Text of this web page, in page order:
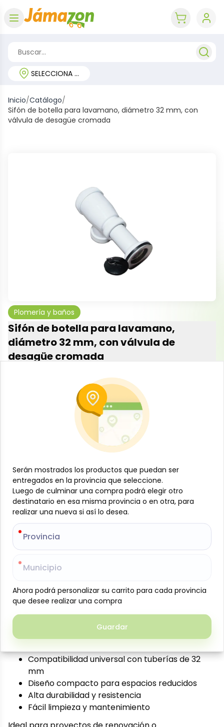
SELECCIONA TU REGIÓN
Inicio/Catálogo/
Sifón de botella para lavamano, diámetro 32 mm, con
válvula de desagüe cromada
Plomería y baños
Sifón de botella para lavamano,
diámetro 32 mm, con válvula de
desagüe cromada
Especificaciones
Sifón de botella para lavamano, diámetro 32 mm,
con válvula de desagüe cromada. Este accesorio de
fontanería está diseñado para lavamanos
pequeños, ideal para baños o espacios reducidos.
Características técnicas:
Tipo: Sifón de botella
Incluye válvula de desagüe cromada
Material: Resistente a la corrosión
Acabado: Cromado brillante
Ventajas:
Compatibilidad universal con tuberías de 32
mm
Diseño compacto para espacios reducidos
Alta durabilidad y resistencia
Fácil limpieza y mantenimiento
Serán mostrados los productos que puedan ser
entregados en la provincia que seleccione.
Luego de culminar una compra podrá elegir otro
destinatario en esa misma provincia o en otra, para
realizar una nueva si así lo desea.
Provincia
Municipio
Ahora podrá personalizar su carrito para cada provincia
que desee realizar una compra
Guardar
Serán mostrados los productos que puedan ser
entregados en la provincia que seleccione.
Luego de culminar una compra podrá elegir otro
destinatario en esa misma provincia o en otra, para
realizar una nueva si así lo desea.
Provincia
Municipio
Ahora podrá personalizar su carrito para cada provincia
que desee realizar una compra
Guardar